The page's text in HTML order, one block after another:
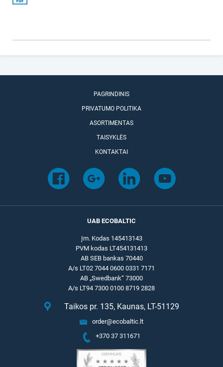
PAGRINDINIS
PRIVATUMO POLITIKA
ASORTIMENTAS
TAISYKLĖS
KONTAKTAI
UAB ECOBALTIC
Įm. Kodas 145413143
PVM kodas LT454131413
AB SEB bankas 70440
A/s LT02 7044 0600 0331 7171
AB „Swedbank“ 73000
A/s LT94 7300 0100 8719 2828
Taikos pr. 135, Kaunas, LT-51129
order@ecobaltic.lt
+370 37 311671